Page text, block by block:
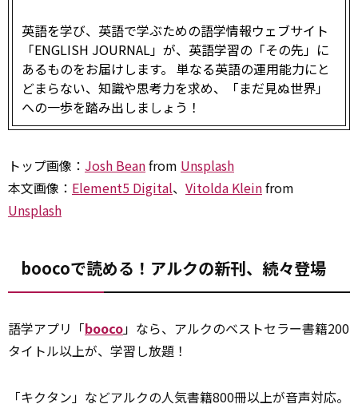
英語を学び、英語で学ぶための語学情報ウェブサイト
「ENGLISH JOURNAL」が、英語学習の「その先」に
あるものをお届けします。 単なる英語の運用能力にと
どまらない、知識や思考力を求め、「まだ見ぬ世界」
への一歩を踏み出しましょう！
トップ画像： Josh Beanfrom Unsplash
本文画像： Element5 Digital、 Vitolda Kleinfrom
Unsplash
boocoで読める！アルクの新刊、続々登場
語学アプリ「booco」なら、アルクのベストセラー書籍200
タイトル以上が、学習し放題！
「キクタン」などアルクの人気書籍800冊以上が音声対応。